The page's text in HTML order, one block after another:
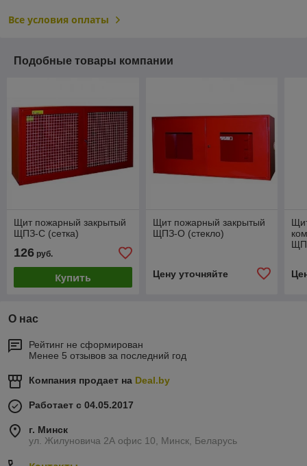
Все условия оплаты
Подобные товары компании
Щит пожарный закрытый
ЩПЗ-С (сетка)
126 руб.
Купить
Щит пожарный закрытый
ЩПЗ-О (стекло)
Цену уточняйте
О нас
Рейтинг не сформирован
Менее 5 отзывов за последний год
Компания продает на Deal.by
Работает с 04.05.2017
г. Минск
ул. Жилуновича 2А офис 10, Минск, Беларусь